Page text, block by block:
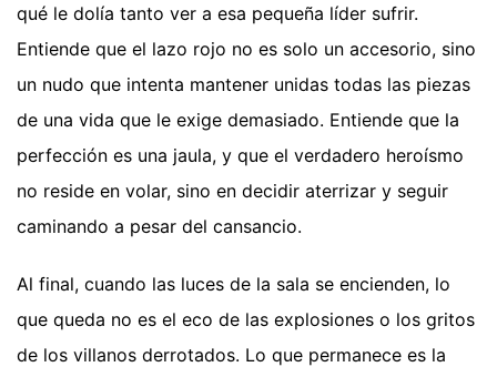
qué le dolía tanto ver a esa pequeña líder sufrir.
Entiende que el lazo rojo no es solo un accesorio, sino
un nudo que intenta mantener unidas todas las piezas
de una vida que le exige demasiado. Entiende que la
perfección es una jaula, y que el verdadero heroísmo
no reside en volar, sino en decidir aterrizar y seguir
caminando a pesar del cansancio.
Al final, cuando las luces de la sala se encienden, lo
que queda no es el eco de las explosiones o los gritos
de los villanos derrotados. Lo que permanece es la